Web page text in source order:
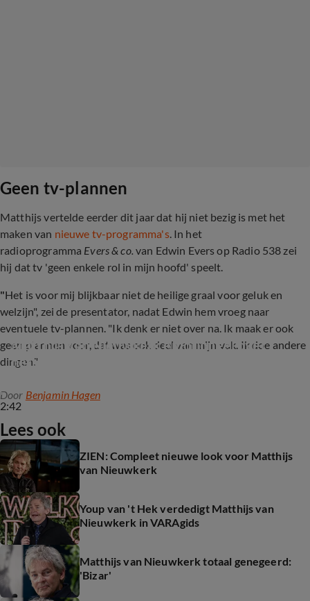
Geen tv-plannen
Matthijs vertelde eerder dit jaar dat hij niet bezig is met het
maken van nieuwe tv-programma's. In het
radioprogramma Evers & co. van Edwin Evers op Radio 538 zei
hij dat tv 'geen enkele rol in mijn hoofd' speelt.
"Het is voor mij blijkbaar niet de heilige graal voor geluk en
welzijn", zei de presentator, nadat Edwin hem vroeg naar
eventuele tv-plannen. "Ik denk er niet over na. Ik maak er ook
geen plannen voor, dat was ook deel van mijn vak. Ik doe andere
dingen."
2:42
Matthijs van Nieuwkerk emotioneel over
heftige tijd
Door Benjamin Hagen
Lees ook
ZIEN: Compleet nieuwe look voor Matthijs
van Nieuwkerk
Youp van 't Hek verdedigt Matthijs van
Nieuwkerk in VARAgids
Matthijs van Nieuwkerk totaal genegeerd:
'Bizar'